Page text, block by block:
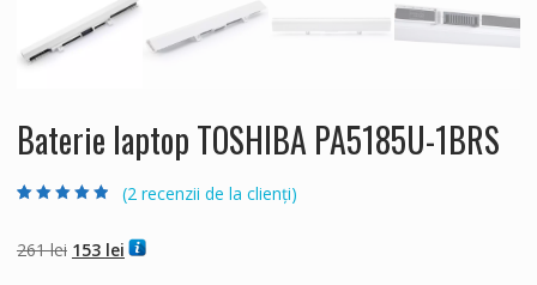
Baterie laptop TOSHIBA PA5185U-1BRS
baza a
evaluări
de la clienți
(2 recenzii de la clienți)
261lei Prețul
153 leiPrețul